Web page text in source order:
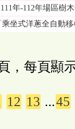
111年-112年場區樹
乘坐式洋蔥全自動
，每頁顯
12 13 ...45